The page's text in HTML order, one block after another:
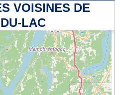
VOISINES DE
LAC